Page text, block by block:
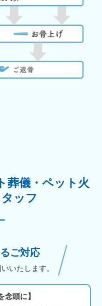
葬儀・ペット火
ッフ
ご対応
いたします。
念頭に】